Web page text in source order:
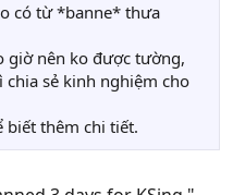
có từ *banne* thưa
giờ nên ko được tường,
sẻ kinh nghiệm cho
biết thêm chi tiết.